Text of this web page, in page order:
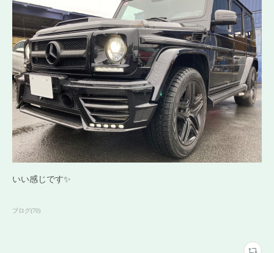
いい感じです✨
ブログ(70)